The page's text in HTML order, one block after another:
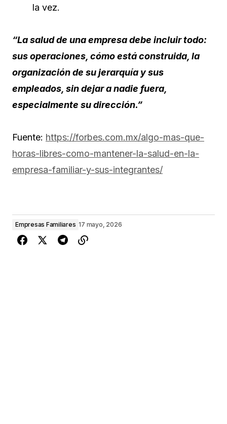
la vez.
“La salud de una empresa debe incluir todo:
sus operaciones, cómo está construida, la
organización de su jerarquía y sus
empleados, sin dejar a nadie fuera,
especialmente su dirección.”
Fuente: https://forbes.com.mx/algo-mas-que-
horas-libres-como-mantener-la-salud-en-la-
empresa-familiar-y-sus-integrantes/
Empresas Familiares 17 mayo, 2026